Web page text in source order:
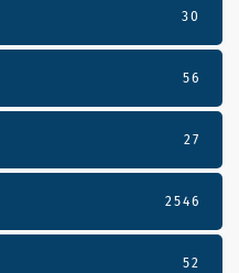
30
56
27
2546
52